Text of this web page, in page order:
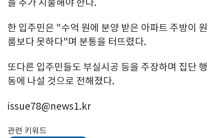
을 추가 지불해야 한다.
한 입주민은 "수억 원에 분양 받은 아파트 주방이 원
룸보다 못하다"며 분통을 터뜨렸다.
또다른 입주민들도 부실시공 등을 주장하며 집단 행
동에 나설 것으로 전해졌다.
issue78@news1.kr
관련 키워드